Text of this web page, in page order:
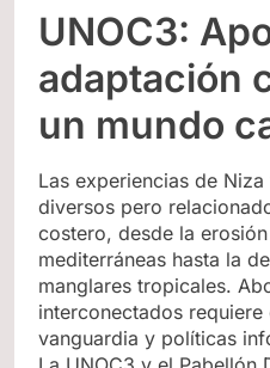
UNOC3:
adaptación
un mundo
Las experiencias de
diversos pero
costero, desde la
mediterráneas hasta la
manglares tropicales.
interconectados
vanguardia y políticas